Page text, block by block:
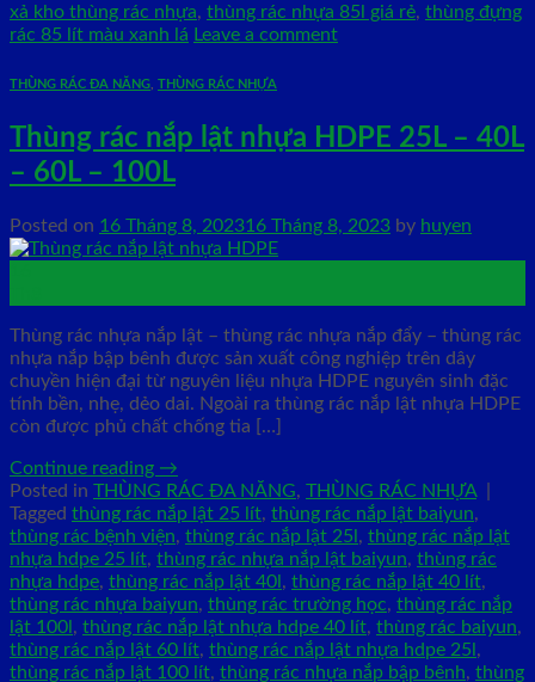
xả kho thùng rác nhựa, thùng rác nhựa 85l giá rẻ, thùng đựng
rác 85 lít màu xanh lá Leave a comment
THÙNG RÁC ĐA NĂNG THÙNG RÁC NHỰA
Thùng rác nắp lật nhựa HDPE 25L – 40L
– 60L – 100L
Posted on 16 Tháng 8, 202316 Tháng 8, 2023 by huyen
Thùng rác nhựa nắp lật – thùng rác nhựa nắp đẩy – thùng rác
nhựa nắp bập bênh được sản xuất công nghiệp trên dây
chuyền hiện đại từ nguyên liệu nhựa HDPE nguyên sinh đặc
tính bền, nhẹ, dẻo dai. Ngoài ra thùng rác nắp lật nhựa HDPE
còn được phủ chất chống tia […]
Continue reading →
Posted in THÙNG RÁC ĐA NĂNG, THÙNG RÁC NHỰA
Tagged thùng rác nắp lật 25 lít, thùng rác nắp lật baiyun,
thùng rác bệnh viện, thùng rác nắp lật 25l , thùng rác nắp lật
nhựa hdpe 25 lít, thùng rác nhựa nắp lật baiyun, thùng rác
nhựa hdpe, thùng rác nắp lật 40l , thùng rác nắp lật 40 lít,
thùng rác nhựa baiyun, thùng rác trường học, thùng rác nắp
lật 100l , thùng rác nắp lật nhựa hdpe 40 lít, thùng rác baiyun,
thùng rác nắp lật 60 lít, thùng rác nắp lật nhựa hdpe 25l ,
thùng rác nắp lật 100 lít, thùng rác nhựa nắp bập bênh, thùng